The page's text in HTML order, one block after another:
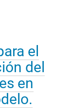
el
del
en